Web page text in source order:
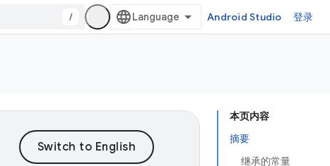
/ Android Studio 登录
本页内容
摘要
继承的常量